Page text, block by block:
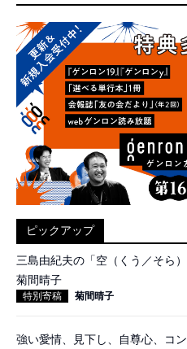
ピックアップ
三島由紀夫の「空（くう／そら
菊間晴子
特別寄稿 菊間晴子
強い愛情、見下し、自尊心、コ